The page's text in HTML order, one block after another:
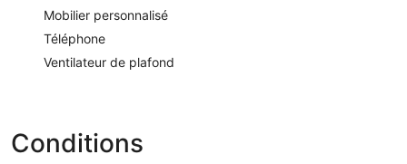
Mobilier personnalisé
Téléphone
Ventilateur de plafond
Conditions